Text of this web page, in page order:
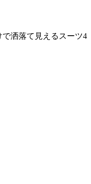
で洒落て見えるスーツ4